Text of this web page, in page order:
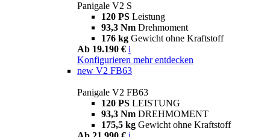
Panigale V2 S
120 PS Leistung
93,3 Nm Drehmoment
176 kg Gewicht ohne Kraftstoff
Ab 19.190 € i
Konfigurieren mehr entdecken
new V2 FB63
Panigale V2 FB63
120 PS LEISTUNG
93,3 Nm DREHMOMENT
175,5 kg Gewicht ohne Kraftstoff